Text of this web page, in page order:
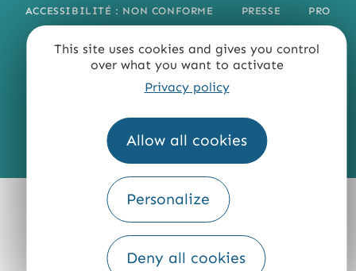
This site uses cookies and gives you control
over what you want to activate
Privacy policy
Allow all cookies
Personalize
Deny all cookies
ACCESSIBILITÉ : NON CONFORME PRESSE PRO
Fourni par
Traduction